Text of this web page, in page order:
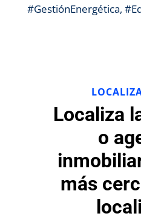
#GestiónEnergética,
Localiza
o
más